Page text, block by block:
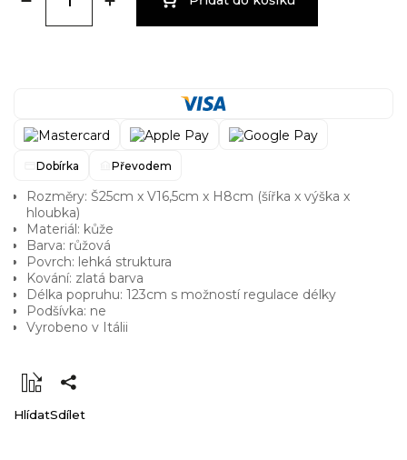
Dobírka Převodem
Rozměry: Š25cm x V16,5cm x H8cm (šířka x výška x
hloubka)
Materiál: kůže
Barva: růžová
Povrch: lehká struktura
Kování: zlatá barva
Délka popruhu: 123cm s možností regulace délky
Podšívka: ne
Vyrobeno v Itálii
HlídatSdílet